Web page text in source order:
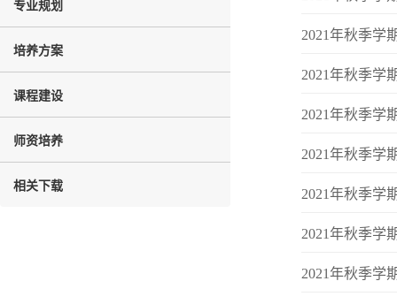
专业规划
培养方案
课程建设
师资培养
相关下载
2021年秋季学
2021年秋季学
2021年秋季学
2021年秋季学
2021年秋季学
2021年秋季学
2021年秋季学